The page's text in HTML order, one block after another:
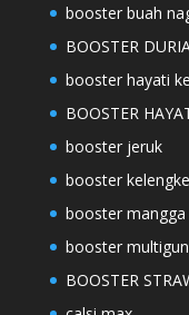
booster buah
BOOSTER
booster hayati
BOOSTER
booster jeruk
booster
booster mangga
booster
BOOSTER